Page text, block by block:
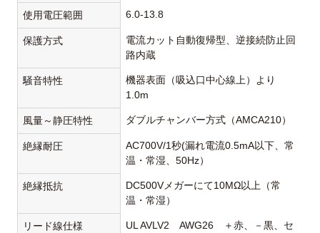
使用電圧範囲 6.0-13.8
保護方式
電流カット自動復帰型、逆接続防止回
路内蔵
騒音特性
機器表面（吸込口中心線上）より
1.0m
風量～静圧特性 ダブルチャンバー方式（AMCA210）
絶縁耐圧
AC700V/1秒(漏れ電流0.5mA以下、常
温・常湿、50Hz）
絶縁抵抗
DC500Vメガーにて10MΩ以上（常
温・常湿）
リード線仕様
UL AVLV2 AWG26 ＋赤、－黒、セ